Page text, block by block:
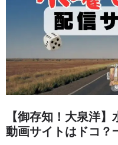
【御存知！大泉洋
動画サイトはドコ？